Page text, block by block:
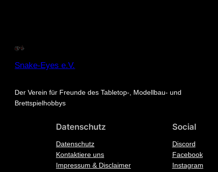
Snake-Eyes e.V.
Der Verein für Freunde des Tabletop-, Modellbau- und
Brettspielhobbys
Datenschutz
Datenschutz
Kontaktiere uns
Impressum & Disclaimer
Social
Discord
Facebook
Instagram